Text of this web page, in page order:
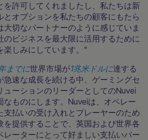
を許可してくれましたし、私たちは新
とオプションを私たちの顧客にもたら
大切なパートナーのように感じていま
のビジネスを最大限に活用するために
楽しみにしています。"
までに世界市場が1兆米ドルに達する
急速な成長を続ける中、ゲーミングセ
ューションのリーダーとしてのNuvei
なものにします。Nuveiは、オペレー
支払いの受け入れとプレーヤーのため
を提供することで、英国および世界各
レーターにとって好ましい支払いパー